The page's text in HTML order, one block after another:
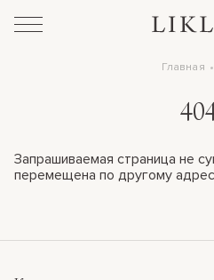
Главная
Запрашиваемая страница не
перемещена по другому